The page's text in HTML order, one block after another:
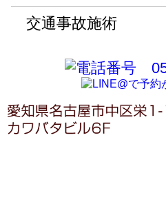
交通事故施術